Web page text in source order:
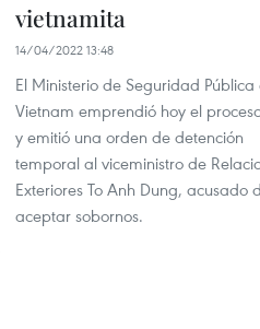
vietnamita
14/04/2022 13:48
El Ministerio de Seguridad Pública
Vietnam emprendió hoy el
y emitió una orden de detención
temporal al viceministro de
Exteriores To Anh Dung, acusado
aceptar sobornos.